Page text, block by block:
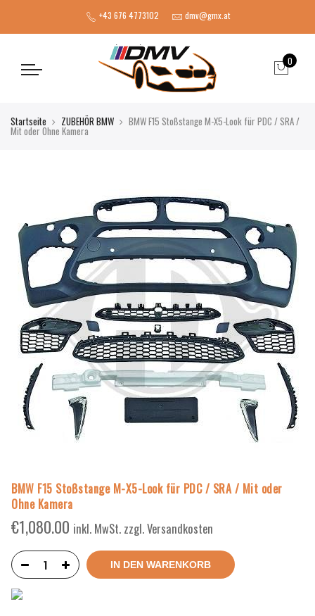
+43 676 4773102 dmv@gmx.at
0
Startseite ZUBEHÖR BMW BMW F15 Stoßstange M-X5-Look für PDC / SRA /
Mit oder Ohne Kamera
BMW F15 Stoßstange M-X5-Look für PDC / SRA / Mit oder
Ohne Kamera
€1,080.00 inkl. MwSt. zzgl. Versandkosten
IN DEN WARENKORB